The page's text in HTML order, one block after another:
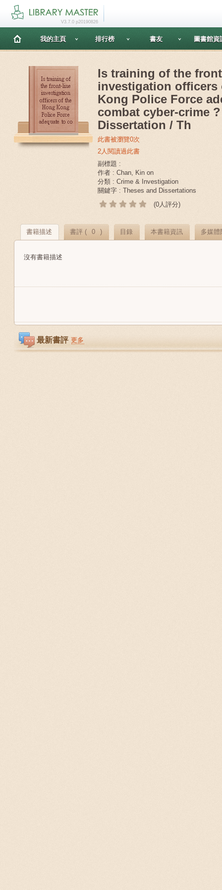
V3.7.0 p20190826
我的主頁 排行榜 書友 圖書館資
Is training of the
investigation officers
Kong Police Force
combat cyber-crime
Dissertation / Th
此書被瀏覽0次
2人閱讀過此書
副標題 :
作者 : Chan, Kin on
分類 : Crime & Investigation
關鍵字 : Theses and Dissertations
(0人評分)
書籍描述 書評 ( 0 ) 目錄 本書籍資訊 多媒體
沒有書籍描述
最新書評 更多